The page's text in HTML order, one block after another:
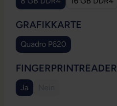
GRAFIKKARTE
Quadro P620
FINGERPRINTREADER
Ja